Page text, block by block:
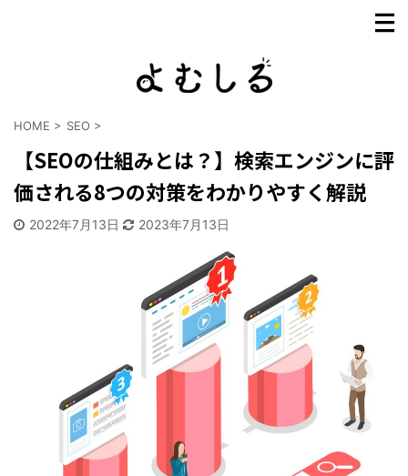
HOME > SEO >
【SEOの仕組みとは？】検索エンジンに評
価される8つの対策をわかりやすく解説
2022年7月13日 2023年7月13日